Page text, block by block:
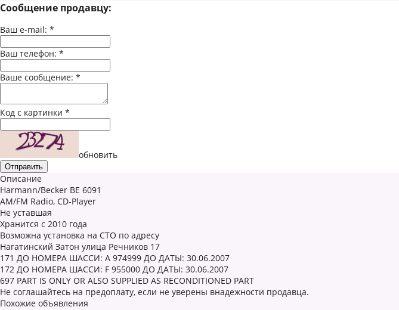
Сообщение продавцу:
Ваш e-mail: *
Ваш телефон: *
Ваше сообщение: *
Код с картинки *
обновить
Описание
Harmann/Becker BE 6091
AM/FM Radio, CD-Player
Не уставшая
Хранится с 2010 года
Возможна установка на СТО по адресу
Нагатинский Затон улица Речников 17
171 ДО НОМЕРА ШАССИ: A 974999 ДО ДАТЫ: 30.06.2007
172 ДО НОМЕРА ШАССИ: F 955000 ДО ДАТЫ: 30.06.2007
697 PART IS ONLY OR ALSO SUPPLIED AS RECONDITIONED PART
Не соглашайтесь на предоплату, если не уверены внадежности продавца.
Похожие объявления